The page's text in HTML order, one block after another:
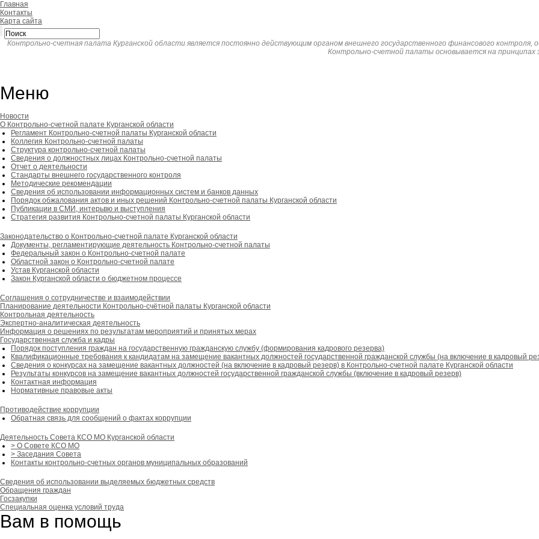
Главная
Контакты
Карта сайта
Контрольно-счетная палата Курганской области является постоянно действующим органом внешнего государственного финансового
Контрольно-счетной палаты основывается на
Меню
Новости
О Контрольно-счетной палате Курганской области
Регламент Контрольно-счетной палаты Курганской области
Коллегия Контрольно-счетной палаты
Структура контрольно-счетной палаты
Сведения о должностных лицах Контрольно-счетной палаты
Отчет о деятельности
Стандарты внешнего государственного контроля
Методические рекомендации
Сведения об использовании информационных систем и банков данных
Порядок обжалования актов и иных решений Контрольно-счетной палаты Курганской области
Публикации в СМИ, интерьвю и выступления
Стратегия развития Контрольно-счетной палаты Курганской области
Законодательство о Контрольно-счетной палате Курганской области
Документы, регламентирующие деятельность Контрольно-счетной палаты
Федеральный закон о Контрольно-счетной палате
Областной закон о Контрольно-счетной палате
Устав Курганской области
Закон Курганской области о бюджетном процессе
Соглашения о сотрудничестве и взаимодействии
Планирование деятельности Контрольно-счётной палаты Курганcкой области
Контрольная деятельность
Экспертно-аналитическая деятельность
Информация о решениях по результатам мероприятий и принятых мерах
Государственная служба и кадры
Порядок поступления граждан на государственную гражданскую службу (формирования кадрового резерва)
Квалификационные требования к кандидатам на замещение вакантных должностей государственной гражданской службы (на включение в кадровый
Сведения о конкурсах на замещение вакантных должностей (на включение в кадровый резерв) в Контрольно-счетной палате Курганской области
Результаты конкурсов на замещение вакантных должностей государственной гражданской службы (включение в кадровый резерв)
Контактная информация
Нормативные правовые акты
Противодействие коррупции
Обратная связь для сообщений о фактах коррупции
Деятельность Совета КСО МО Курганской области
> О Совете КСО МО
> Заседания Совета
Контакты контрольно-счетных органов муниципальных образований
Сведения об использовании выделяемых бюджетных средств
Обращения граждан
Госзакупки
Специальная оценка условий труда
Вам в помощь